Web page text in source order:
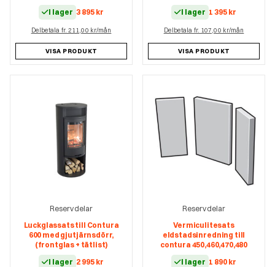
I lager 3 895 kr
Delbetala fr. 211,00 kr/mån
VISA PRODUKT
I lager 1 395 kr
Delbetala fr. 107,00 kr/mån
VISA PRODUKT
Reservdelar
Luckglassats till Contura
600 med gjutjärnsdörr,
(frontglas + tätlist)
I lager 2 995 kr
Reservdelar
Vermiculitesats
eldstadsinredning till
contura 450,460,470,480
I lager 1 890 kr